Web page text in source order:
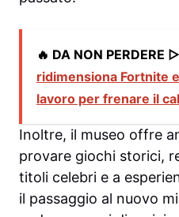
🔥 DA NON PERDERE ▷
ridimensiona Fortnite
lavoro per frenare il
Inoltre, il museo offre
provare giochi storici,
titoli celebri e a
il passaggio al nuovo